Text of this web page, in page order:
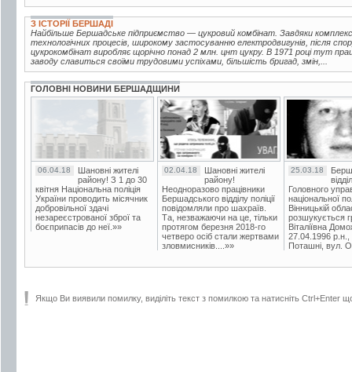
З ІСТОРІЇ БЕРШАДІ
Найбільше Бершадське підприємство — цукровий комбінат. Завдяки
технологічних процесів, широкому застосуванню електродвигунів, після
цукрокомбінат виробляє щорічно понад 2 млн. цнт цукру. В 1971 році тут
заводу славиться своїми трудовими успіхами, більшість бригад, змін,...
ГОЛОВНІ НОВИНИ БЕРШАДЩИНИ
06.04.18
Шановні жителі
району! З 1 до 30
квітня Національна поліція
України проводить місячник
добровільної здачі
незареєстрованої зброї та
боєприпасів до неї.»»
02.04.18
Шановні жителі
району!
Неодноразово працівники
Бершадського відділу поліції
повідомляли про шахраїв.
Та, незважаючи на це, тільки
протягом березня 2018-го
четверо осіб стали жертвами
зловмисників....»»
25.03.18
Головного
національної
Вінницькій
розшукується
Віталіївна
27.04.1996 р.н.,
Поташні, вул.
Якщо Ви виявили помилку, виділіть текст з помилкою та натисніть Ctrl+Enter